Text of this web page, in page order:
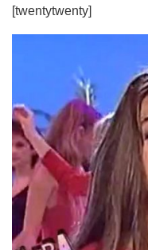
[twentytwenty]